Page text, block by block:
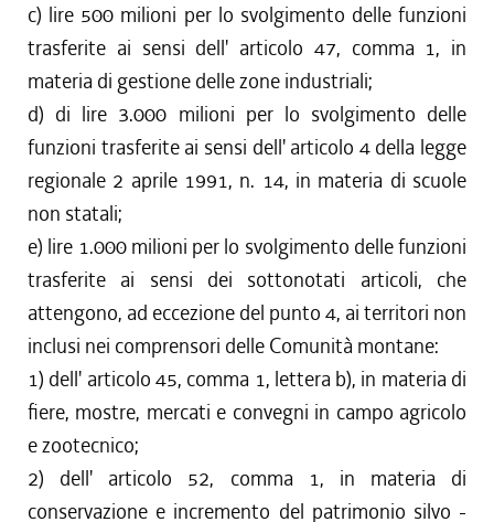
c) lire 500 milioni per lo svolgimento delle funzioni
trasferite ai sensi dell' articolo 47, comma 1, in
materia di gestione delle zone industriali;
d) di lire 3.000 milioni per lo svolgimento delle
funzioni trasferite ai sensi dell' articolo 4 della legge
regionale 2 aprile 1991, n. 14, in materia di scuole
non statali;
e) lire 1.000 milioni per lo svolgimento delle funzioni
trasferite ai sensi dei sottonotati articoli, che
attengono, ad eccezione del punto 4, ai territori non
inclusi nei comprensori delle Comunità montane:
1) dell' articolo 45, comma 1, lettera b), in materia di
fiere, mostre, mercati e convegni in campo agricolo
e zootecnico;
2) dell' articolo 52, comma 1, in materia di
conservazione e incremento del patrimonio silvo -